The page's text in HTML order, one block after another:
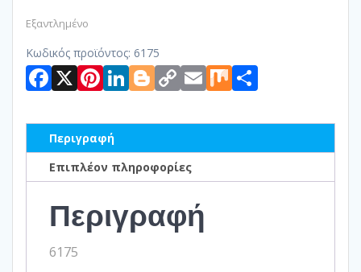
Εξαντλημένο
Κωδικός προϊόντος: 6175
Facebook
X Pinterest
LinkedIn
Blogger
Copy
Link
Email
Mix
Περιγραφή
Επιπλέον πληροφορίες
Περιγραφή
6175